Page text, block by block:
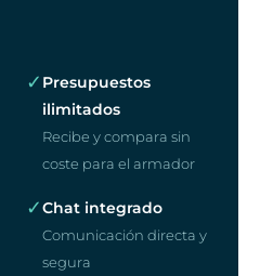
✓ Presupuestos
ilimitados
Recibe y compara sin
coste para el armador
✓Chat integrado
Comunicación directa y
segura